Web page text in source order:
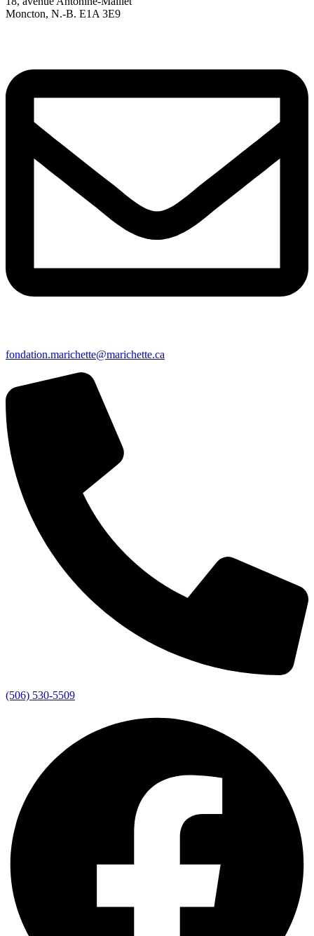
Moncton, N.-B. E1A 3E9
fondation.marichette@marichette.ca
(506) 530-5509